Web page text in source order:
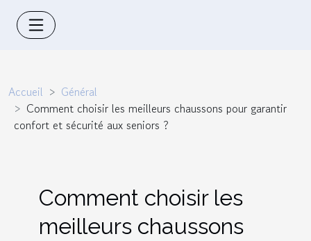
Accueil
Général
Comment choisir les meilleurs chaussons pour garantir
confort et sécurité aux seniors ?
Comment choisir les
meilleurs chaussons